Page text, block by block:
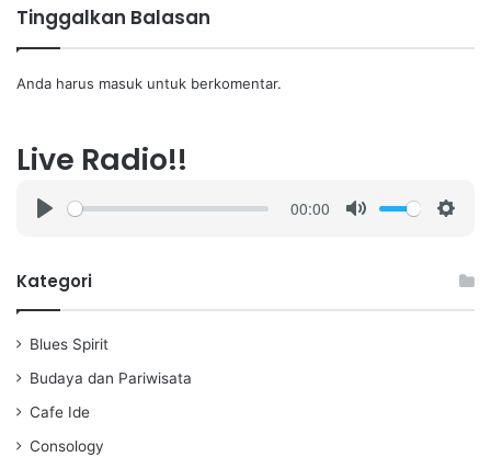
Tinggalkan Balasan
Anda harus masuk untuk berkomentar.
Live Radio!!
a
00:00
Kategori
Blues Spirit
Budaya dan Pariwisata
Cafe Ide
Consology